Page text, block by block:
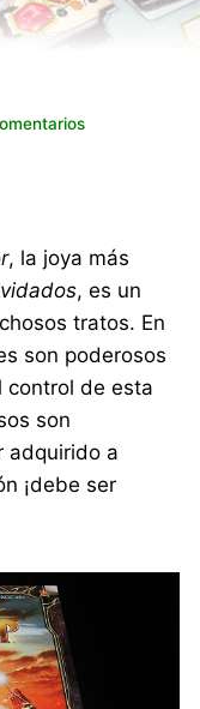
, la joya más
, es un
tratos. En
son poderosos
control de esta
son
adquirido a
¡debe ser